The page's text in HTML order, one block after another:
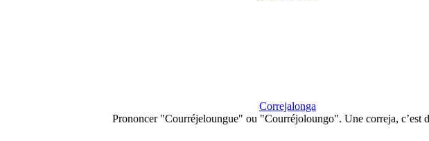
Correjalonga
Prononcer "Courréjeloungue" ou "Courréjoloungo". Une correja, c’est